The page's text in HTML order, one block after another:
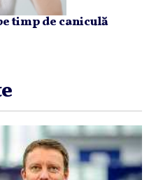
timp de caniculă